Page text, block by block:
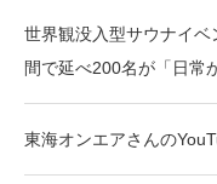
世界観没入型サウナイベ
間で延べ200名が「日常
東海オンエアさんの